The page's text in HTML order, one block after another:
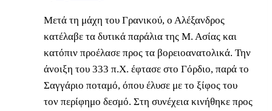
Μετά τη μάχη του Γρανικού, ο Αλέξανδρος
κατέλαβε τα δυτικά παράλια της Μ. Ασίας και
κατόπιν προέλασε προς τα βορειοανατολικά. Την
άνοιξη του 333 π.Χ. έφτασε στο Γόρδιο, παρά το
Σαγγάριο ποταμό, όπου έλυσε με το ξίφος του
τον περίφημο δεσμό. Στη συνέχεια κινήθηκε προς